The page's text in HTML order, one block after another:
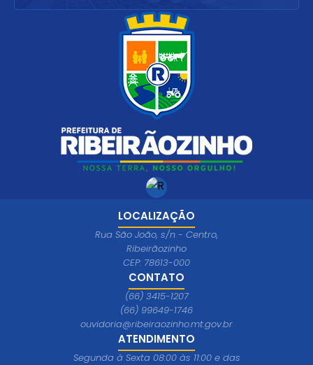
LOCALIZAÇÃO
Rua São João, s/n - Centro,
Ribeirãozinho
CEP: 78613-000
CONTATO
(66) 3415-1207
(66) 99649-1746
ouvidoria@ribeiraozinho.mt.gov.br
ATENDIMENTO
Segunda à Sexta 08:00 às 11:00 e das